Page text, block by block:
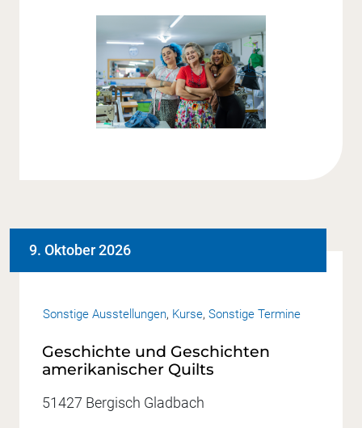
Sonstige Ausstellungen, Kurse, Sonstige Termine
9. Oktober 2026
Geschichte und Geschichten
amerikanischer Quilts
51427 Bergisch Gladbach